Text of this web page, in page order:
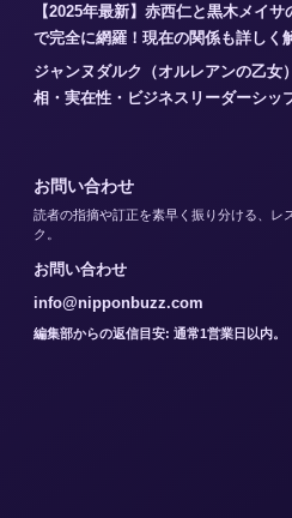
【2025年最新】赤西仁と黒木メイ
で完全に網羅！現在の関係も詳しく
ジャンヌダルク（オルレアンの乙女
相・実在性・ビジネスリーダーシッ
お問い合わせ
読者の指摘や訂正を素早く振り分ける、レ
ク。
お問い合わせ
info@nipponbuzz.com
編集部からの返信目安: 通常1営業日以内。